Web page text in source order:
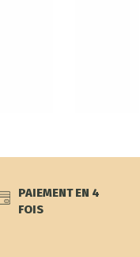
PAIEMENT EN 4
FOIS